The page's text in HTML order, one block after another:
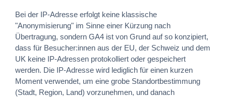
Bei der IP-Adresse erfolgt keine klassische
"Anonymisierung" im Sinne einer Kürzung nach
Übertragung, sondern GA4 ist von Grund auf so konzipiert,
dass für Besucher:innen aus der EU, der Schweiz und dem
UK keine IP-Adressen protokolliert oder gespeichert
werden. Die IP-Adresse wird lediglich für einen kurzen
Moment verwendet, um eine grobe Standortbestimmung
(Stadt, Region, Land) vorzunehmen, und danach